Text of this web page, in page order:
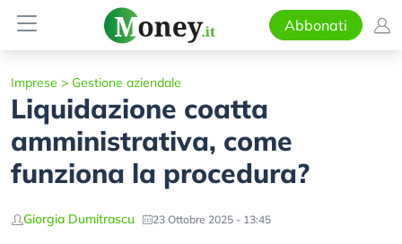
Abbonati
Imprese > Gestione aziendale
Liquidazione coatta
amministrativa, come
funziona la procedura?
Giorgia Dumitrascu 23 Ottobre 2025 - 13:45